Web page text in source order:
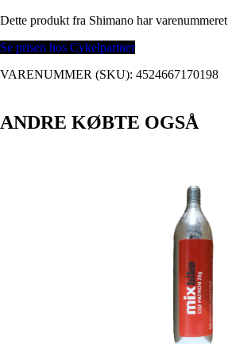
Dette produkt fra Shimano har varenummeret
Se prisen hos Cykelpartner
VARENUMMER (SKU): 4524667170198
ANDRE KØBTE OGSÅ